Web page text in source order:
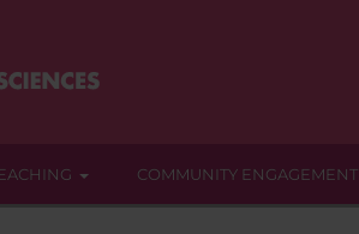
COMMUNITY ENGAGEMENT